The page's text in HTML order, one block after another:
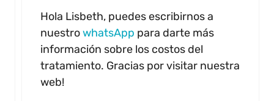
Hola Lisbeth, puedes escribirnos a
nuestrowhatsApp para darte más
información sobre los costos del
tratamiento. Gracias por visitar nuestra
web!